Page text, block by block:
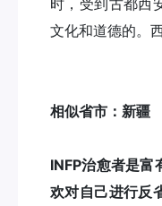
文化和道德的。
相似省市：新疆
INFP治愈者是富
欢对自己进行反